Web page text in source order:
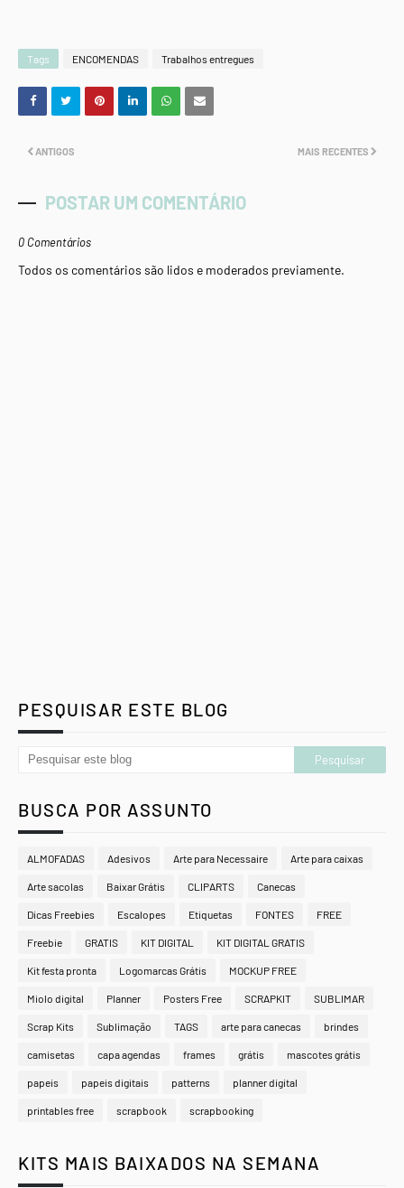
Tags ENCOMENDAS Trabalhos entregues
MAIS RECENTES
ANTIGOS
POSTAR UM COMENTÁRIO
0 Comentários
Todos os comentários são lidos e moderados previamente.
PESQUISAR ESTE BLOG
BUSCA POR ASSUNTO
ALMOFADAS Adesivos Arte para Necessaire Arte para caixas
Arte sacolas Baixar Grátis CLIPARTS Canecas
Dicas Freebies Escalopes Etiquetas FONTES FREE
Freebie GRATIS KIT DIGITAL KIT DIGITAL GRATIS
Kit festa pronta Logomarcas Grátis MOCKUP FREE
Miolo digital Planner Posters Free SCRAPKIT SUBLIMAR
Scrap Kits Sublimação TAGS arte para canecas brindes
camisetas capa agendas frames grátis mascotes grátis
papeis papeis digitais patterns planner digital
printables free scrapbook scrapbooking
KITS MAIS BAIXADOS NA SEMANA